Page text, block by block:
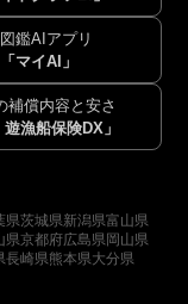
鑑AIアプリ
「マイAI」
補償内容と安さ
遊漁船保険DX」
県茨城県新潟県富山県
県京都府広島県岡山県
長崎県熊本県大分県